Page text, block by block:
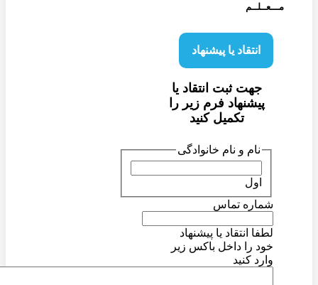
مـــعــلــم
انتقاد یا پیشنهاد
جهت ثبت انتقاد یا
پیشنهاد فرم زیر را
تکمیل کنید
نام و نام خانوادگی
شماره تماس
لطفا انتقاد یا پیشنهاد
خود را داخل باکس زیر
وارد کنید